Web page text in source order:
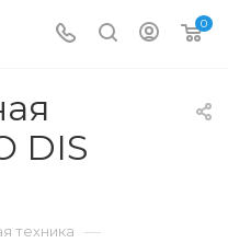
0
DIS
техника —